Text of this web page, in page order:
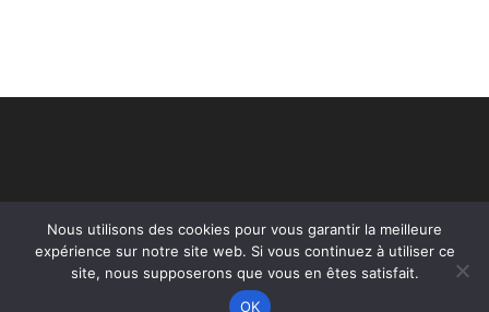
Nous utilisons des cookies pour vous garantir la meilleure
expérience sur notre site web. Si vous continuez à utiliser ce
site, nous supposerons que vous en êtes satisfait.
OK